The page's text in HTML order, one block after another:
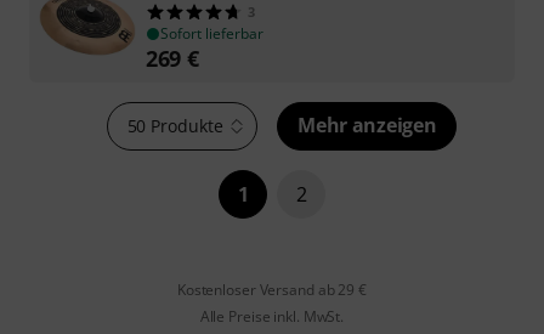
3
Sofort lieferbar
269 €
50 Produkte Mehr anzeigen
1 2
Kostenloser Versand ab 29 €
Alle Preise inkl. MwSt.